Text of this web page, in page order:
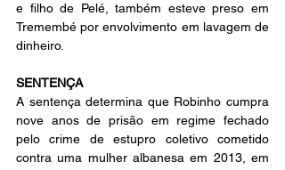
e filho de Pelé, também esteve preso em
Tremembé por envolvimento em lavagem de
dinheiro.
SENTENÇA
A sentença determina que Robinho cumpra
nove anos de prisão em regime fechado
pelo crime de estupro coletivo cometido
contra uma mulher albanesa em 2013, em